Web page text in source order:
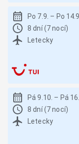
Po 7.9. – Po
8 dní (7 nocí)
Letecky
Pá 9.10. – Pá
8 dní (7 nocí)
Letecky